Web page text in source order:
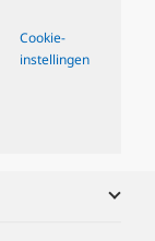
Cookie-
instellingen